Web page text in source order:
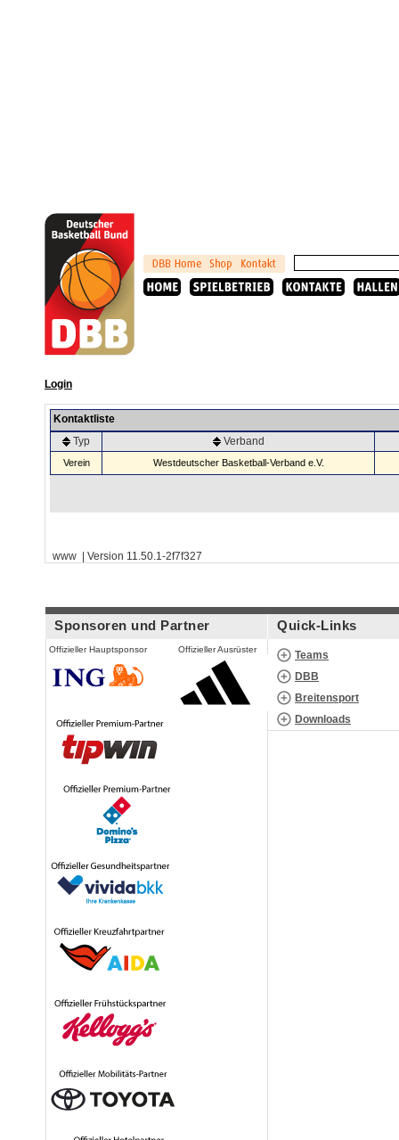
Login
Kontaktliste
Typ
Verband
Verein Westdeutscher Basketball-Verband e.V.
www | Version 11.50.1-2f7f327
Sponsoren und Partner
Offizieller Hauptsponsor Offizieller Ausrüster
Quick-Links
Teams
DBB
Breitensport
Downloads